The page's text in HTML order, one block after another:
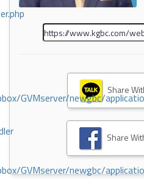
GVMserver/newgbc/
GVMserver/newgbc/
Share
Share